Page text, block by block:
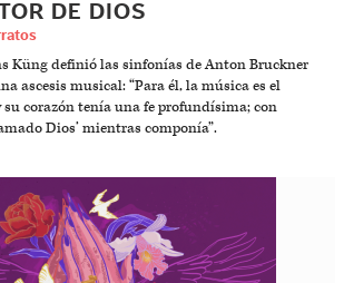
DE DIOS
Küng definió las sinfonías de Anton Bruckner
ascesis musical: “Para él, la música es el
su corazón tenía una fe profundísima; con
Dios’ mientras componía”.